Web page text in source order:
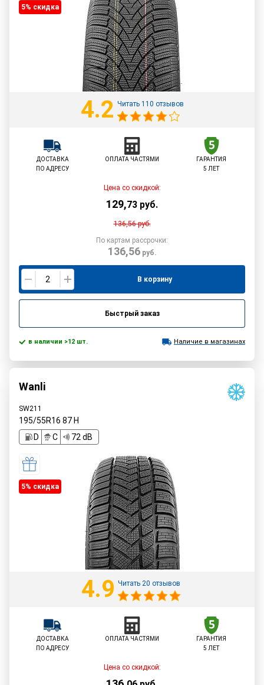
5% cкидка
4.2 Читать 110 отзывов
ДОСТАВКА
ПО АДРЕСУ
ОПЛАТА ЧАСТЯМИ
ГАРАНТИЯ
5 ЛЕТ
Цена со скидкой:
129,73 руб.
136,56руб.
По картам рассрочки:
136,56руб.
В корзину
Быстрый заказ
в наличии >12 шт. Наличие в магазинах
Wanli
SW211
195/55R16 87 H
D
C 72 dB
5% cкидка
4.9 Читать 20 отзывов
ДОСТАВКА
ПО АДРЕСУ
ОПЛАТА ЧАСТЯМИ
ГАРАНТИЯ
5 ЛЕТ
Цена со скидкой: